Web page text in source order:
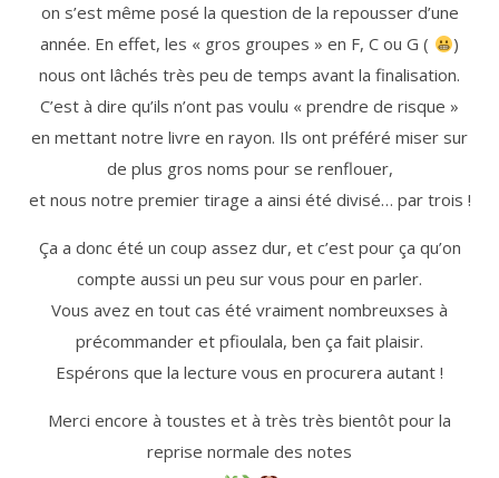
on s’est même posé la question de la repousser d’une
année. En effet, les « gros groupes » en F, C ou G (
)
nous ont lâchés très peu de temps avant la finalisation.
C’est à dire qu’ils n’ont pas voulu « prendre de risque »
en mettant notre livre en rayon. Ils ont préféré miser sur
de plus gros noms pour se renflouer,
et nous notre premier tirage a ainsi été divisé… par trois !
Ça a donc été un coup assez dur, et c’est pour ça qu’on
compte aussi un peu sur vous pour en parler.
Vous avez en tout cas été vraiment nombreuxses à
précommander et pfioulala, ben ça fait plaisir.
Espérons que la lecture vous en procurera autant !
Merci encore à toustes et à très très bientôt pour la
reprise normale des notes